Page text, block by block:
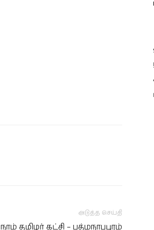
அடுத்த செய்தி
நாம் தமிழர் கட்சி – பத்மநாபபுரம்